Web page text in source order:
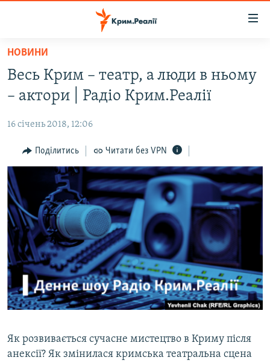
Перейти
основного
матеріалу
до
навігації
Перейти
до
пошуку
ВОДА.КРИМ
ВІДЕО ТА ФОТО
ПОЛІТИКА
БЛОГИ
ПОГЛЯД
ІНТЕРВ'Ю
ВСЕ ЗА ДЕНЬ
СПЕЦПРОЕКТИ
ДЕПОРТАЦІЯ
ВІДЕОУРОКИ «ELIFBE»
СВІДЧЕННЯ ОКУПАЦІЇ
ІНФОГРАФІКА
ЯК ОБІЙТИ БЛОКУВАННЯ
Русский
Qırımtatar
ДОЛУЧАЙСЯ!
НОВИНИ
Весь Крим – театр, а люди в ньому
– актори | Радіо Крим.Реалії
16 січень 2018, 12:06
Поділитись Читати без VPN
Як розвивається сучасне мистецтво в Криму після
анексії? Як змінилася кримська театральна сцена